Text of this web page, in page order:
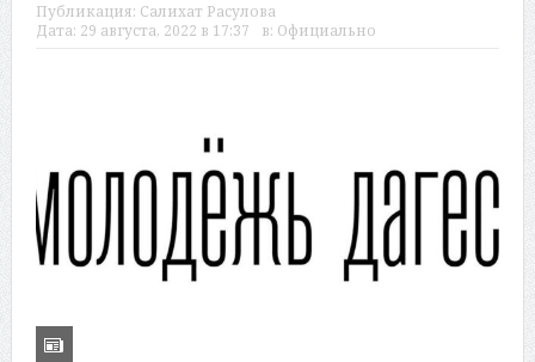
Публикация: Салихат Расулова
Дата: 29 августа, 2022 в 17:37 в: Официально